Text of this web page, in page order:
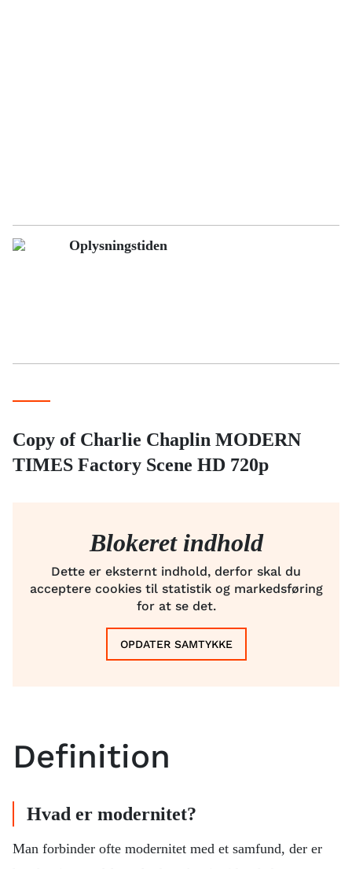
Oplysningstiden
Copy of Charlie Chaplin MODERN
TIMES Factory Scene HD 720p
Blokeret indhold
Dette er eksternt indhold, derfor skal du
acceptere cookies til statistik og markedsføring
for at se det.
OPDATER SAMTYKKE
Definition
Hvad er modernitet?
Man forbinder ofte modernitet med et samfund, der er